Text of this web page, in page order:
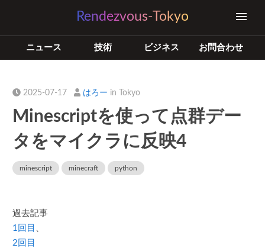
Rendezvous-Tokyo
ニュース 技術 ビジネス お問合わせ
2025-07-17 はろー in Tokyo
Minescriptを使って点群デー
タをマイクラに反映4
minescript minecraft python
過去記事
1回目 、
2回目